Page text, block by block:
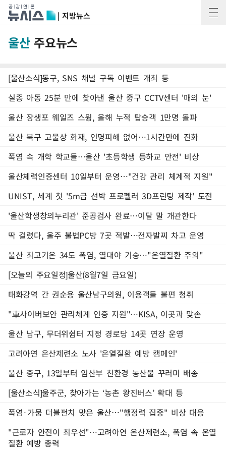
| 지방뉴스
울산주요뉴스
[울산소식]동구, SNS 채널 구독 이벤트 개최 등
실종 아동 25분 만에 찾아낸 울산 중구 CCTV센터 '매의 눈'
울산 장생포 웨일즈 스윙, 올해 누적 탑승객 1만명 돌파
울산 북구 고물상 화재, 인명피해 없어…1시간만에 진화
폭염 속 개학 학교들…울산 '초등학생 등하교 안전' 비상
울산체력인증센터 10일부터 운영…"건강 관리 체계적 지원"
UNIST, 세계 첫 '5m급 선박 프로펠러 3D프린팅 제작' 도전
'울산학생창의누리관' 준공검사 완료…이달 말 개관한다
딱 걸렸다, 울주 불법PC방 7곳 적발…전자발찌 차고 운영
울산 최고기온 34도 폭염, 열대야 기승…"온열질환 주의"
[오늘의 주요일정]울산(8월7일 금요일)
태화강역 간 권순용 울산남구의원, 이용객들 불편 청취
"車사이버보안 관리체계 인증 지원"…KISA, 이곳과 맞손
울산 남구, 무더위쉼터 지정 경로당 14곳 연장 운영
고려아연 온산제련소 노사 '온열질환 예방 캠페인'
울산 중구, 13일부터 임산부 친환경 농산물 꾸러미 배송
[울산소식]울주군, 찾아가는 ‘농촌 왕진버스’ 확대 등
폭염·가뭄 더블펀치 맞은 울산…"행정력 집중" 비상 대응
"근로자 안전이 최우선"…고려아연 온산제련소, 폭염 속 온열
질환 예방 총력